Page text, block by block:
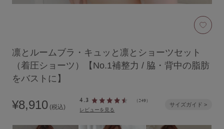
デイリーブラ／日中用ブラ
カテゴリを探す
全商品一覧
ブラジャー
お気
凛とルームブラ・キュッと凛とショーツセット
（着圧ショーツ）【No.1補整力 / 脇・背中の脂肪
をバストに】
¥8,910 (税込)
4.3 （249）
レビューを見る
サイズガイド >